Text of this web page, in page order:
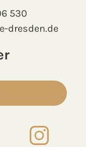
530
dresden.de